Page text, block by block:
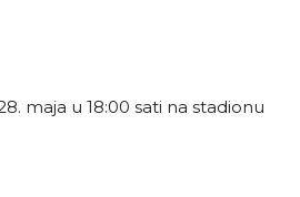
maja u 18:00 sati na stadionu